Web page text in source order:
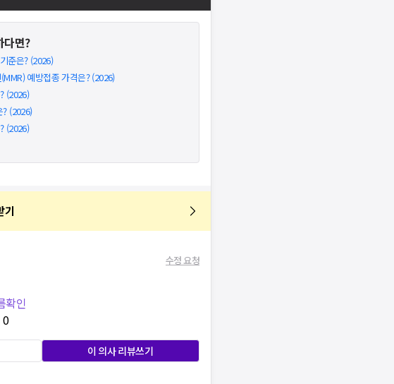
다면?
준은? (2026)
예방접종 가격은? (2026)
(2026)
(2026)
(2026)
기
수정 요청
확인
0
이 의사 리뷰쓰기